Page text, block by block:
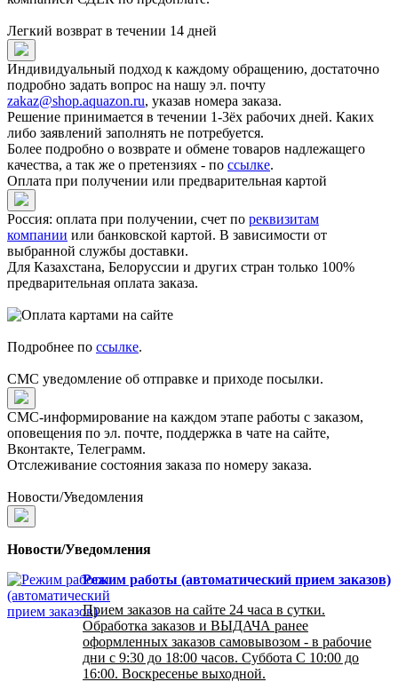
Легкий возврат в течении 14 дней
Индивидуальный подход к каждому обращению, достаточно
подробно задать вопрос на нашу эл. почту
zakaz@shop.aquazon.ru, указав номера заказа.
Решение принимается в течении 1-3ёх рабочих дней. Каких
либо заявлений заполнять не потребуется.
Более подробно о возврате и обмене товаров надлежащего
качества, а так же о претензиях - по ссылке.
Оплата при получении или предварительная картой
Россия: оплата при получении, счет по реквизитам
компании или банковской картой. В зависимости от
выбранной службы доставки.
Для Казахстана, Белоруссии и других стран только 100%
предварительная оплата заказа.
Подробнее по ссылке.
СМС уведомление об отправке и приходе посылки.
СМС-информирование на каждом этапе работы с заказом,
оповещения по эл. почте, поддержка в чате на сайте,
Вконтакте, Телеграмм.
Отслеживание состояния заказа по номеру заказа.
Новости/Уведомления
Новости/Уведомления
Режим работы (автоматический прием заказов)
Прием заказов на сайте 24 часа в сутки.
Обработка заказов и ВЫДАЧА ранее
оформленных заказов самовывозом - в рабочие
дни с 9:30 до 18:00 часов. Суббота С 10:00 до
16:00. Воскресенье выходной.